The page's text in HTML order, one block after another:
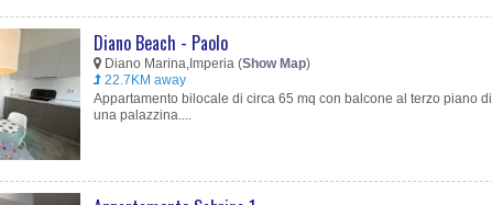
Diano Beach - Paolo
Diano Marina,Imperia (Show Map)
22.7KM away
Appartamento bilocale di circa 65 mq con balcone al terzo piano di
una palazzina....